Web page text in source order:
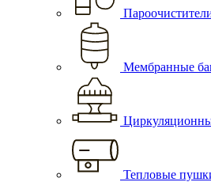
Мембранные
Тепловые